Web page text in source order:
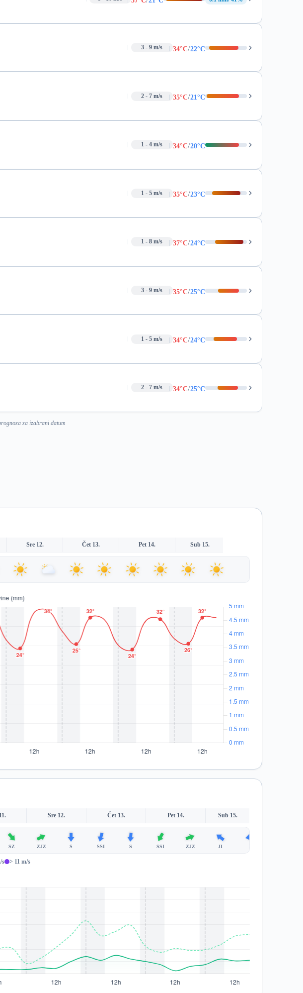
3 - 9 m/s 34°C/22°C
2 - 7 m/s 35°C/21°C
1 - 4 m/s 34°C/20°C
1 - 5 m/s 35°C/23°C
1 - 8 m/s 37°C/24°C
3 - 9 m/s 35°C/25°C
1 - 5 m/s 34°C/24°C
2 - 7 m/s 34°C/25°C
za izabrani datum
Sre 12. Čet 13. Pet 14. Sub 15.
Sre 12. Čet 13. Pet 14. Sub 15.
SZ ZJZ S SSI S SSI ZJZ JI I
s > 11 m/s